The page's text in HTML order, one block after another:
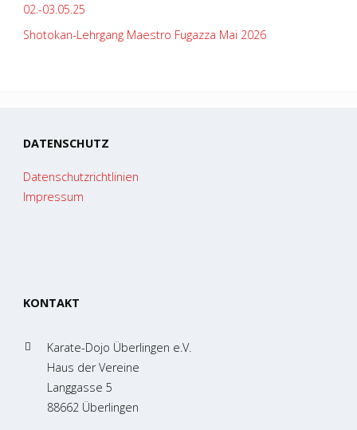
02.-03.05.25
Shotokan-Lehrgang Maestro Fugazza Mai 2026
DATENSCHUTZ
Datenschutzrichtlinien
Impressum
KONTAKT
Karate-Dojo Überlingen e.V.
Haus der Vereine
Langgasse 5
88662 Überlingen